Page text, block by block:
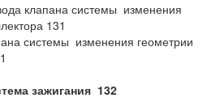
клапана системы изменения
131
системы изменения геометрии
зажигания 132